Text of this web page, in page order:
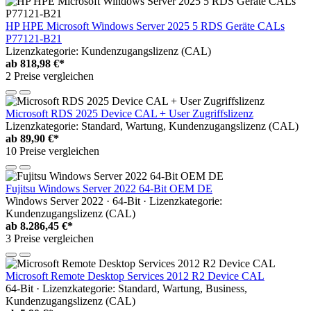
HP HPE Microsoft Windows Server 2025 5 RDS Geräte CALs
P77121-B21
Lizenzkategorie: Kundenzugangslizenz (CAL)
ab 818,98 €*
2 Preise vergleichen
Microsoft RDS 2025 Device CAL + User Zugriffslizenz
Lizenzkategorie: Standard, Wartung, Kundenzugangslizenz (CAL)
ab 89,90 €*
10 Preise vergleichen
Fujitsu Windows Server 2022 64-Bit OEM DE
Windows Server 2022 · 64-Bit · Lizenzkategorie:
Kundenzugangslizenz (CAL)
ab 8.286,45 €*
3 Preise vergleichen
Microsoft Remote Desktop Services 2012 R2 Device CAL
64-Bit · Lizenzkategorie: Standard, Wartung, Business,
Kundenzugangslizenz (CAL)